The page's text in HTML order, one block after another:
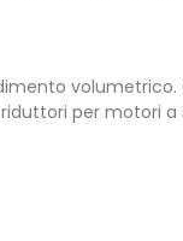
per motori